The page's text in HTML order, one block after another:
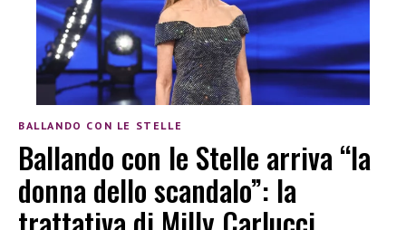
BALLANDO CON LE STELLE
Ballando con le Stelle arriva “la
donna dello scandalo”: la